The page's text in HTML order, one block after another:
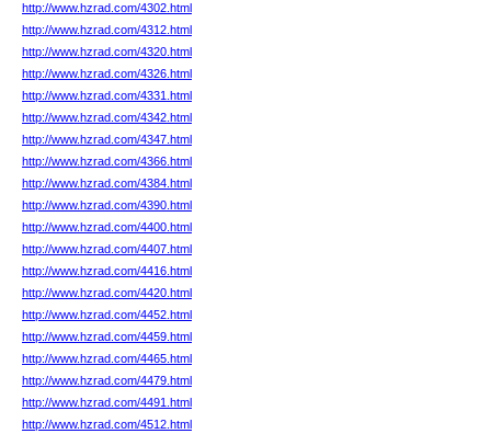
http://www.hzrad.com/4302.html
http://www.hzrad.com/4312.html
http://www.hzrad.com/4320.html
http://www.hzrad.com/4326.html
http://www.hzrad.com/4331.html
http://www.hzrad.com/4342.html
http://www.hzrad.com/4347.html
http://www.hzrad.com/4366.html
http://www.hzrad.com/4384.html
http://www.hzrad.com/4390.html
http://www.hzrad.com/4400.html
http://www.hzrad.com/4407.html
http://www.hzrad.com/4416.html
http://www.hzrad.com/4420.html
http://www.hzrad.com/4452.html
http://www.hzrad.com/4459.html
http://www.hzrad.com/4465.html
http://www.hzrad.com/4479.html
http://www.hzrad.com/4491.html
http://www.hzrad.com/4512.html